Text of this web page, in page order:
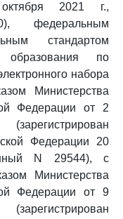
2021 г.,
федеральным
стандартом
образования по
набора
Министерства
Федерации от 2
Федерации 20
N 29544), с
Министерства
Федерации от 9